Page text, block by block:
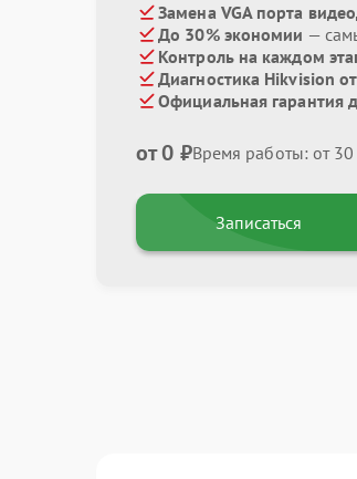
Замена VGA порта
До 30% экономии —
Контроль на каждом
Диагностика Hikvision
Официальная гарантия
от 0 ₽Время работы: от
Записаться